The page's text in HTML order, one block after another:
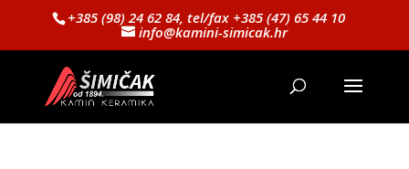
+385 (98) 24 62 84, tel/fax +385 (47) 65 44 10
info@kamini-simicak.hr